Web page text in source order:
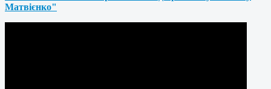
Матвієнко"